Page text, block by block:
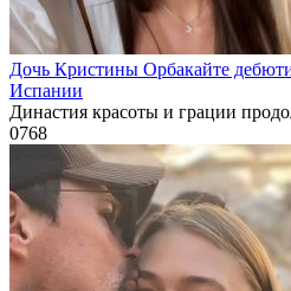
Дочь Кристины Орбакайте
Испании
Династия красоты и грации
0768